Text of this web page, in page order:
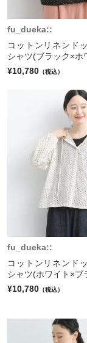
fu_dueka::
コットンリネンド
シャツ(ブラック×ホ
¥10,780 （税込）
fu_dueka::
コットンリネンド
シャツ(ホワイト×ブ
¥10,780 （税込）